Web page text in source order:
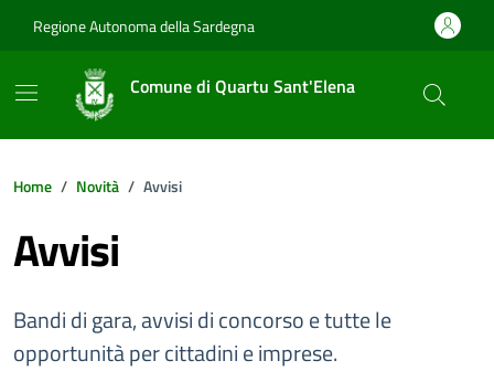
Regione Autonoma della Sardegna
Comune di Quartu Sant'Elena
Home Novità Avvisi
Avvisi
Bandi di gara, avvisi di concorso e tutte le
opportunità per cittadini e imprese.